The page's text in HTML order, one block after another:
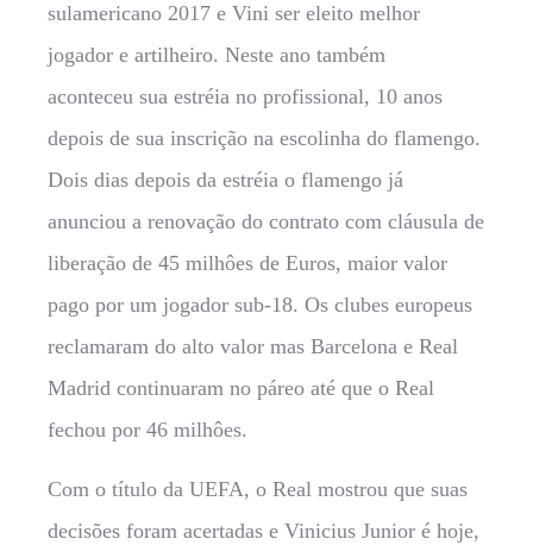
sulamericano 2017 e Vini ser eleito melhor
jogador e artilheiro. Neste ano também
aconteceu sua estréia no profissional, 10 anos
depois de sua inscrição na escolinha do flamengo.
Dois dias depois da estréia o flamengo já
anunciou a renovação do contrato com cláusula de
liberação de 45 milhôes de Euros, maior valor
pago por um jogador sub-18. Os clubes europeus
reclamaram do alto valor mas Barcelona e Real
Madrid continuaram no páreo até que o Real
fechou por 46 milhôes.
Com o título da UEFA, o Real mostrou que suas
decisões foram acertadas e Vinicius Junior é hoje,